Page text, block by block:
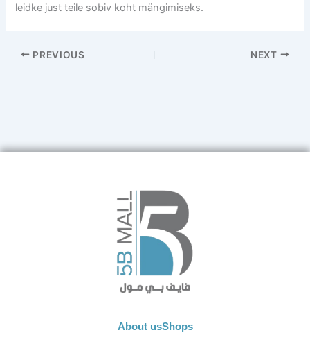
leidke just teile sobiv koht mängimiseks.
PREVIOUS NEXT
About usShops